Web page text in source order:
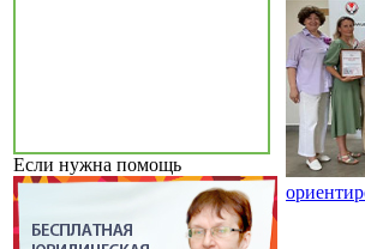
Если нужна помощь